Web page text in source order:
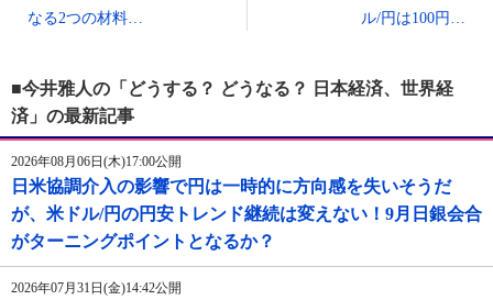
なる2つの材料…
ル/円は100円…
■今井雅人の「どうする？ どうなる？ 日本経済、世界経
済」の最新記事
2026年08月06日(木)17:00公開
日米協調介入の影響で円は一時的に方向感を失いそうだ
が、米ドル/円の円安トレンド継続は変えない！9月日銀会合
がターニングポイントとなるか？
2026年07月31日(金)14:42公開